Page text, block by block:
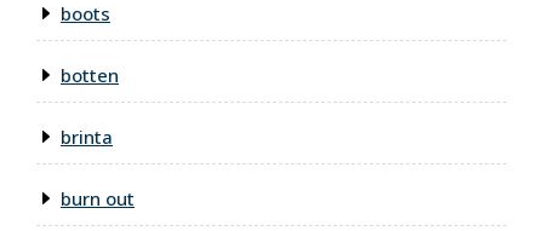
boots
botten
brinta
burn out